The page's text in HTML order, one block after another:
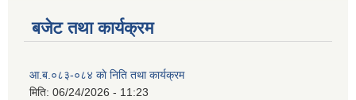
बजेट तथा कार्यक्रम
आ.ब.०८३-०८४ काे निति तथा कार्यक्रम
मिति: 06/24/2026 - 11:23